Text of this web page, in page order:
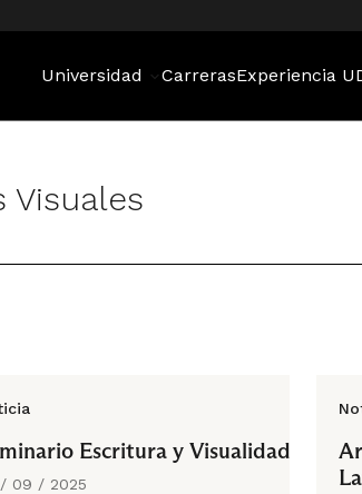
Universidad CarrerasExperiencia
Visuales
Escritura y Visualidad
09 / 2025